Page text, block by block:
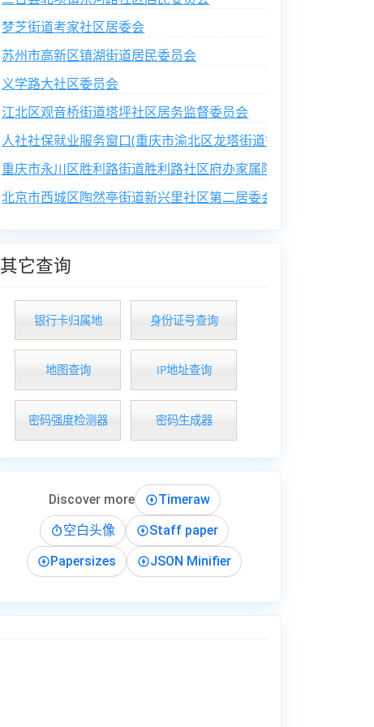
梦芝街道考家社区居委会
苏州市高新区镇湖街道居民委员会
义学路大社区委员会
江北区观音桥街道塔坪社区居务监督委员会
人社社保就业服务窗口(重庆市渝北区龙塔街道鲁能西路社区便民
重庆市永川区胜利路街道胜利路社区府办家属院业主委员会
北京市西城区陶然亭街道新兴里社区第二居委会
其它查询
银行卡归属地 身份证号查询
地图查询 IP地址查询
密码强度检测器 密码生成器
Discover more
Timeraw
空白头像
Staff paper
Papersizes
JSON Minifier